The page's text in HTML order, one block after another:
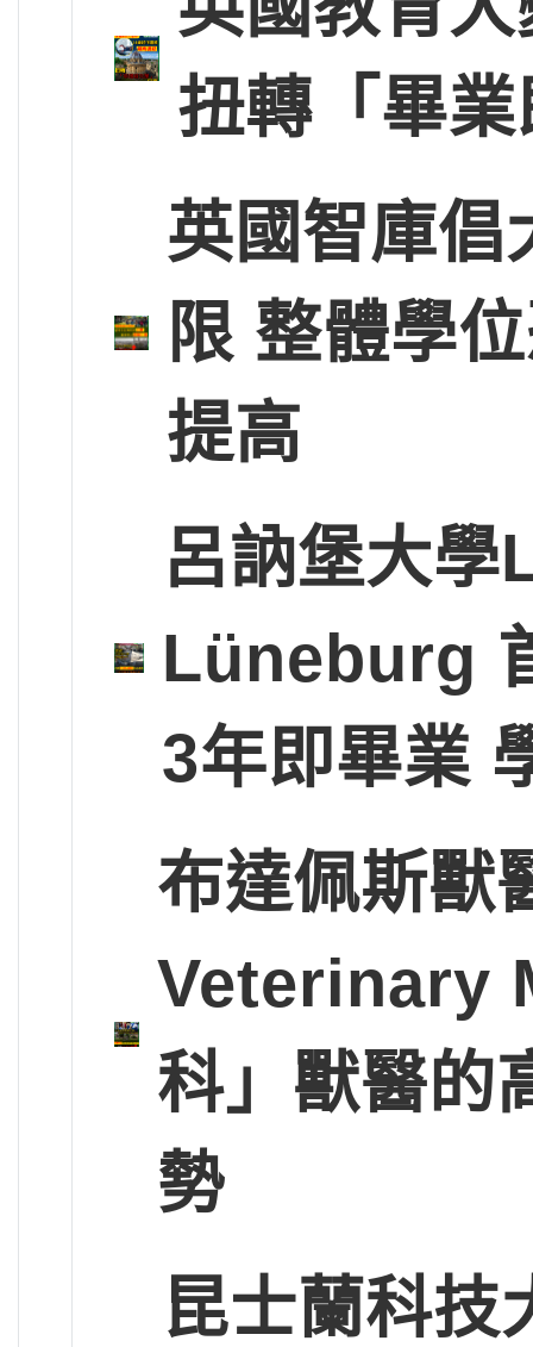
扭轉「畢
英國智庫倡
限 整體學
提高
呂訥堡大
Lüneburg
3年即畢業
布達佩斯
Veterinary
科」獸醫的
勢
昆士蘭科